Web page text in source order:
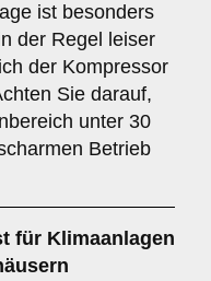
ist besonders
der Regel leiser
der Kompressor
Sie darauf,
unter 30
Betrieb
für Klimaanlagen